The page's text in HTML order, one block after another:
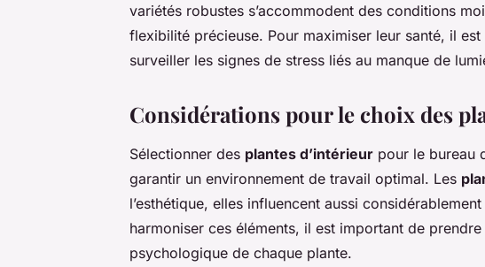
variétés robustes s’accommodent des conditions
flexibilité précieuse. Pour maximiser leur santé, il est
surveiller les signes de stress liés au manque de
Considérations pour le choix des
Sélectionner des plantes d’intérieur pour le bureau
garantir un environnement de travail optimal. Les
l’esthétique, elles influencent aussi considérablement
harmoniser ces éléments, il est important de
psychologique de chaque plante.